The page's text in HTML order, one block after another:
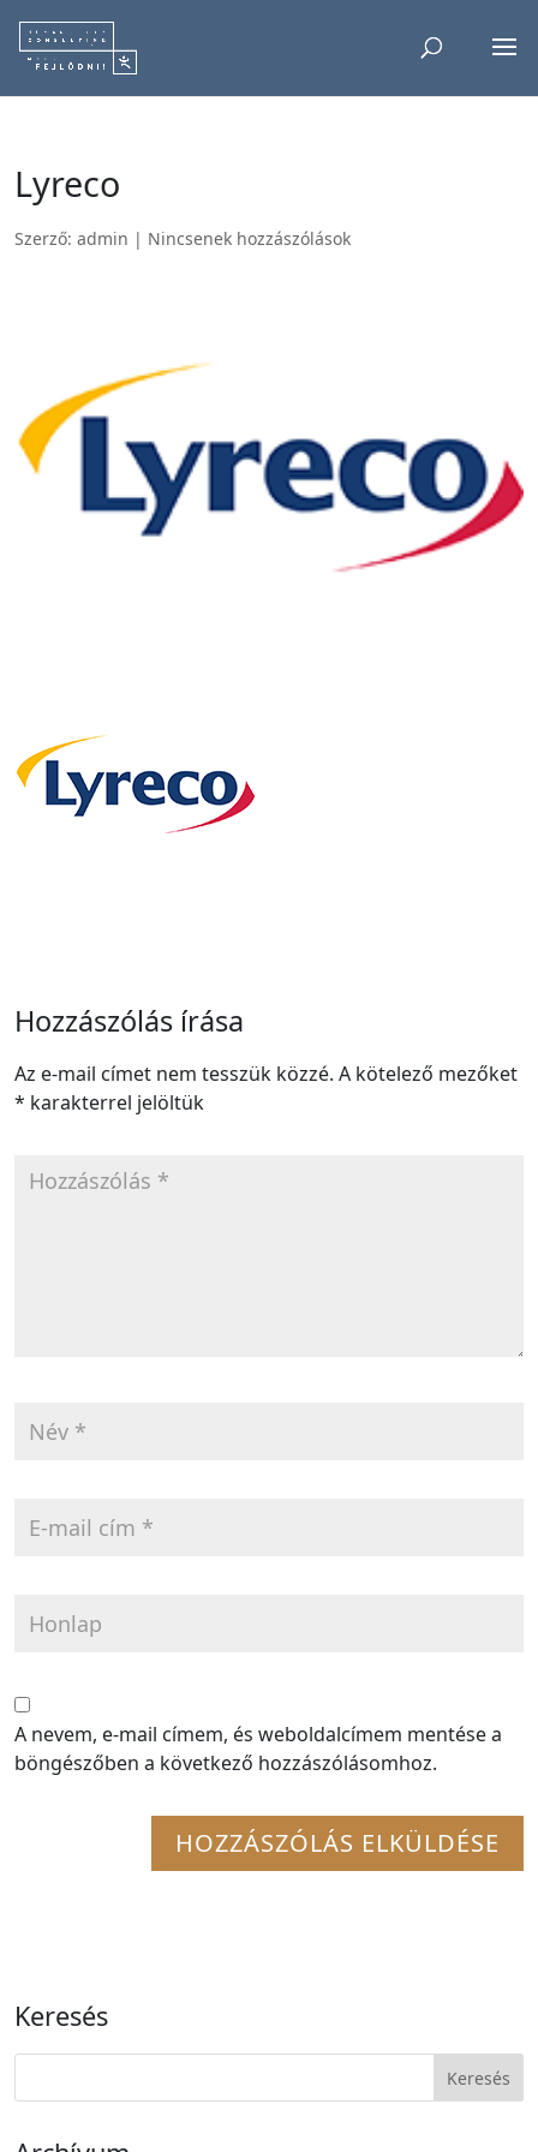
Lyreco
Szerző: admin | Nincsenek hozzászólások
Hozzászólás írása
Az e-mail címet nem tesszük közzé. A kötelező mezőket
* karakterrel jelöltük
A nevem, e-mail címem, és weboldalcímem mentése a
böngészőben a következő hozzászólásomhoz.
Keresés